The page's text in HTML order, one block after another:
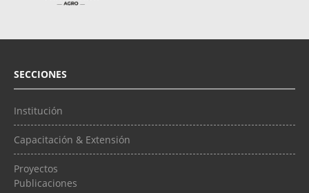
SECCIONES
Institución
Capacitación & Extensión
Proyectos
Publicaciones